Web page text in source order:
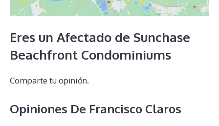
Eres un Afectado de Sunchase
Beachfront Condominiums
Comparte tu opinión.
Opiniones De Francisco Claros